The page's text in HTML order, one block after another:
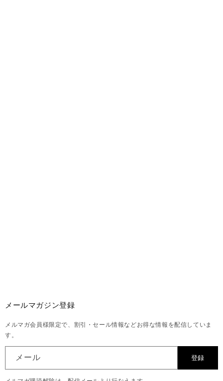
メールマガジン登録
メルマガ会員様限定で、割引・セール情報などお得な情報を配信していま
す。
メール 登録